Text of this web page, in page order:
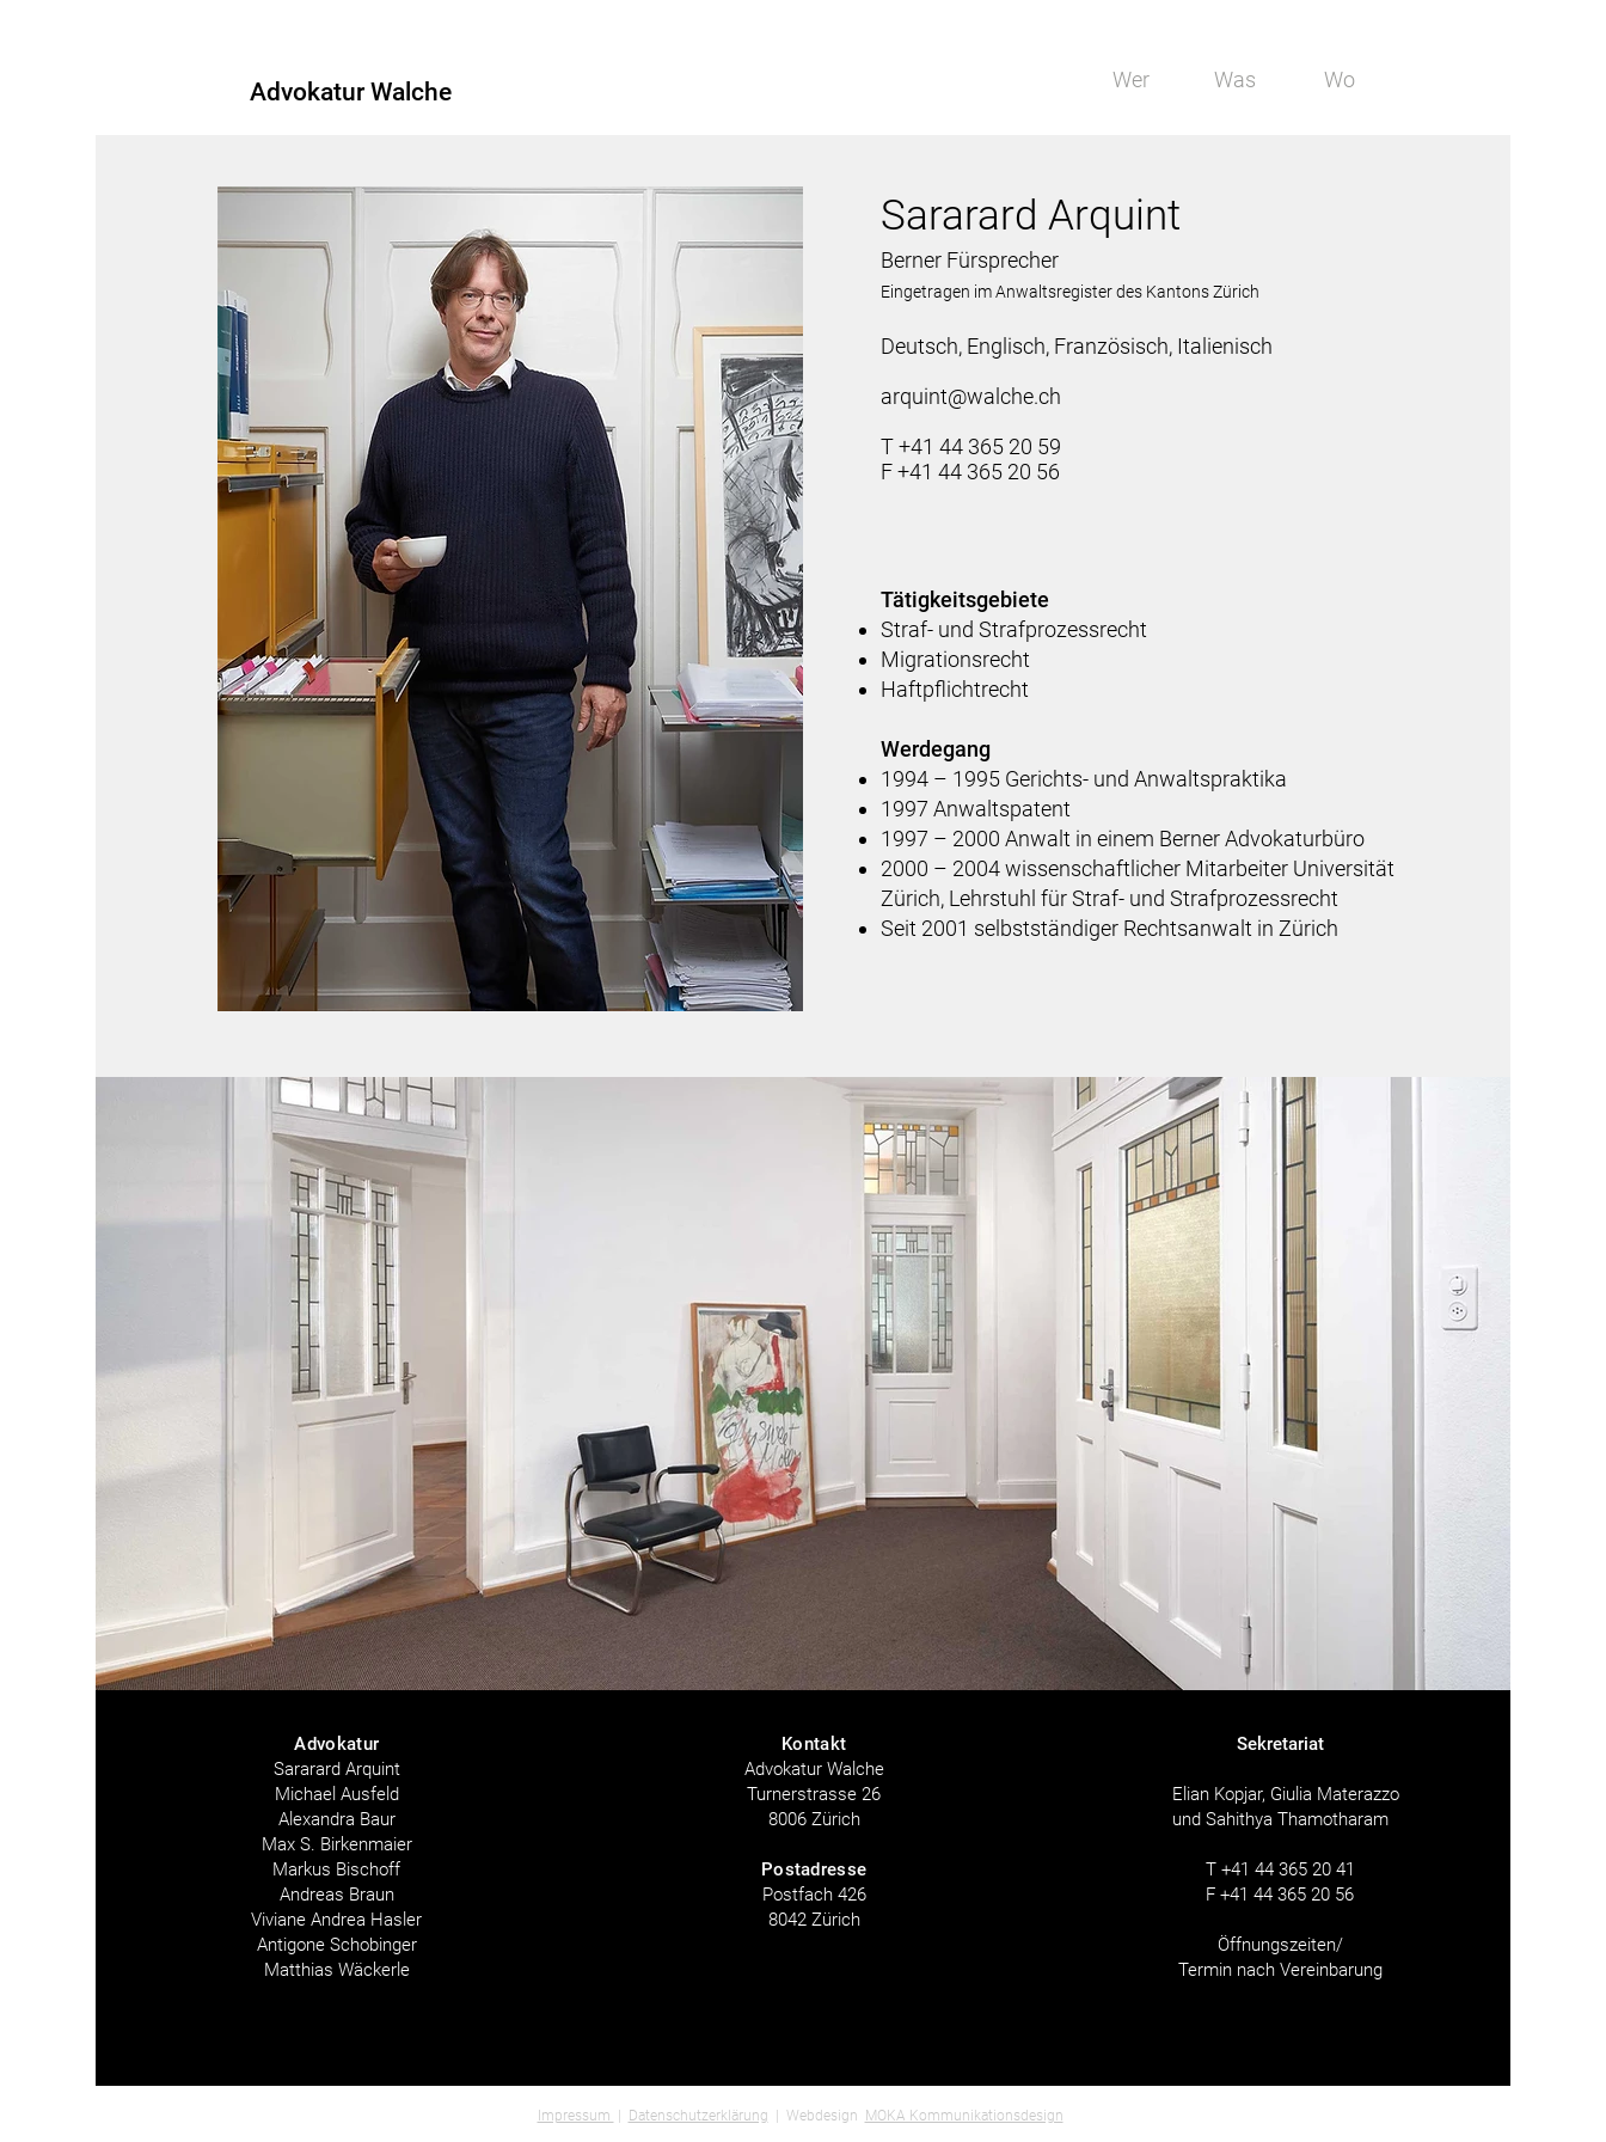
Advokatur Walche Wer Was Wo
Sararard Arquint
Berner Fürsprecher
Eingetragen im Anwaltsregister des Kantons Zürich
Deutsch, Englisch​, Französisch, Italienisch
arquint@walche.ch
T +41 44 365 20 59
F +41 44 365 20 56
Tätigkeitsgebiete
Straf- und Strafprozessrecht
Migrationsrecht
Haftpflichtrecht
Werdegang
1994 – 1995 Gerichts- und Anwaltspraktika
1997 Anwaltspatent
1997 – 2000 Anwalt in einem Berner Advokaturbüro
2000 – 2004 wissenschaftlicher Mitarbeiter Universität
Zürich, Lehrstuhl für Straf- und Strafprozessrecht
Seit 2001 selbstständiger Rechtsanwalt in Zürich
Advokatur
Sararard Arquint
Michael Ausfeld
Alexandra Baur
Max S. Birkenmaier
Markus Bischoff
Andreas Braun
Viviane Andrea Hasler
Antigone Schobinger
Matthias Wäckerle
Kontakt
Advokatur Walche
Turnerstrasse 26
8006 Zürich
Postadresse
Postfach 426
8042 Zürich
Sekretariat
Elian Kopjar, Giulia Materazzo
und Sahithya Thamotharam
T +41 44 365 20 41
F +41 44 365 20 56
Öffnungszeiten/
Termin nach Vereinbarung
Impressum Datenschutzerklärung | Webdesign MOKA Kommunikationsdesign